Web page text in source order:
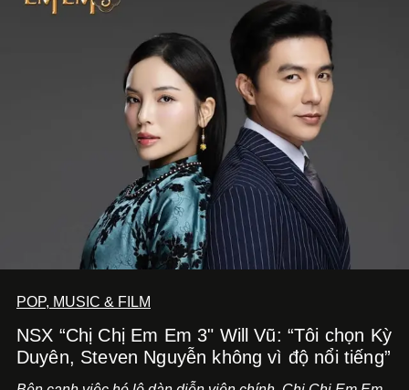
POP, MUSIC & FILM
NSX “Chị Chị Em Em 3" Will Vũ: “Tôi chọn Kỳ
Duyên, Steven Nguyễn không vì độ nổi tiếng”